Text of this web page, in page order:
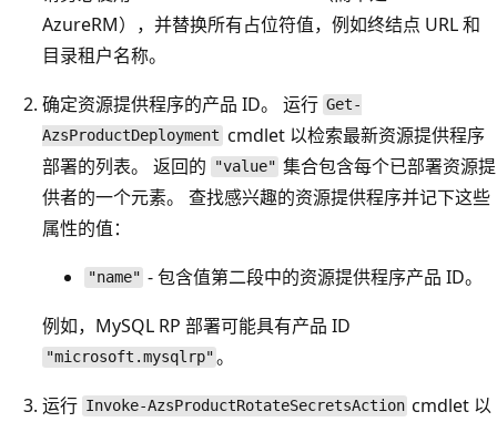
AzureRM），并替换所有占位符值，例如终结点 URL 和
目录租户名称。
确定资源提供程序的产品 ID。 运行 Get-
AzsProductDeployment cmdlet 以检索最新资源提供程序
部署的列表。 返回的
"value" 集合包含每个已部署资源提
供者的一个元素。 查找感兴趣的资源提供程序并记下这些
属性的值：
"name" - 包含值第二段中的资源提供程序产品 ID。
例如，MySQL RP 部署可能具有产品 ID
"microsoft.mysqlrp" 。
运行 Invoke-AzsProductRotateSecretsAction cmdlet 以